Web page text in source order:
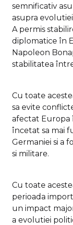
semnificativ
asupra
A permis
diplomatice în
Napoleon
stabilitatea
Cu toate
sa evite
afectat Europa
încetat sa mai
Germaniei si a
si militare.
Cu toate
perioada
un impact
a evolutiei